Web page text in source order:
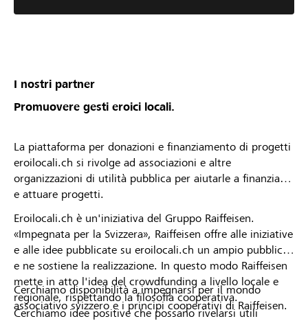
I nostri partner
Promuovere gesti eroici locali.
La piattaforma per donazioni e finanziamento di progetti
eroilocali.ch si rivolge ad associazioni e altre
organizzazioni di utilità pubblica per aiutarle a finanziare
e attuare progetti.
Eroilocali.ch è un'iniziativa del Gruppo Raiffeisen.
«Impegnata per la Svizzera», Raiffeisen offre alle iniziative
e alle idee pubblicate su eroilocali.ch un ampio pubblico
e ne sostiene la realizzazione. In questo modo Raiffeisen
mette in atto l'idea del crowdfunding a livello locale e
regionale, rispettando la filosofia cooperativa.
Cerchiamo idee positive che possano rivelarsi utili
Cerchiamo disponibilità a impegnarsi per il mondo
associativo svizzero e i principi cooperativi di Raiffeisen.